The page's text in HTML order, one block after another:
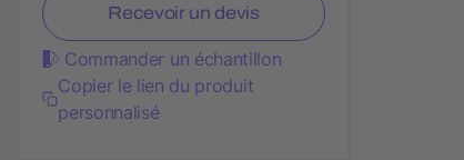
Recevoir un devis
Commander un échantillon
Copier le lien du produit
personnalisé